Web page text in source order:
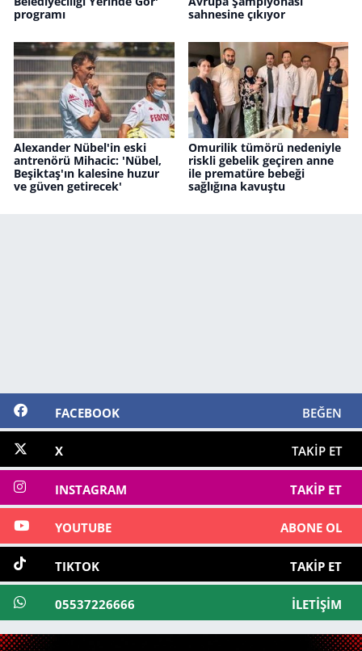
programı
sahnesine çıkıyor
Alexander Nübel'in eski
antrenörü Mihacic: 'Nübel,
Beşiktaş'ın kalesine huzur
ve güven getirecek'
Omurilik tümörü nedeniyle
riskli gebelik geçiren anne
ile prematüre bebeği
sağlığına kavuştu
FACEBOOK BEĞEN
X TAKIP ET
INSTAGRAM TAKIP ET
YOUTUBE ABONE OL
TIKTOK TAKIP ET
05537226666 İLETIŞIM